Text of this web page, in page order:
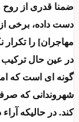
ضمنا قدری از روح
دست داده، برخی از
مهاجران] را تکرار
در عین حال ترکیب
گونه ای است که
شهروندانی که
کند. در حالیکه